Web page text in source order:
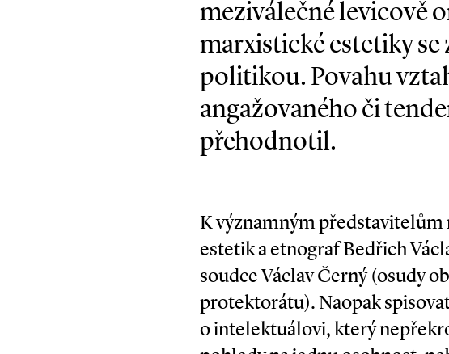
meziválečné levicově
marxistické estetiky
politikou. Povahu
angažovaného či
přehodnotil.
K významným
estetik a etnograf Bedřich
soudce Václav Černý (osudy
protektorátu). Naopak
o intelektuálovi, který